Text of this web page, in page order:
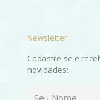
Newsletter
Cadastre-se e
novidades: